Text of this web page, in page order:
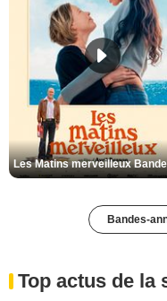
Bandes-
Top actus de la